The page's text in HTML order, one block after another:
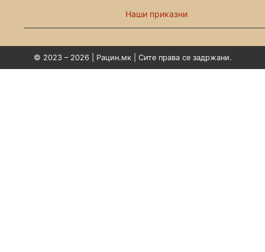
Наши приказни
© 2023 – 2026 | Рацин.мк | Сите права се задржани.